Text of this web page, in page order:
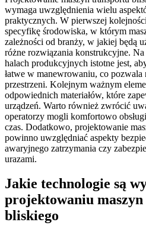
wymaga uwzględnienia wielu
praktycznych. W pierwszej
specyfikę środowiska, w którym
zależności od branży, w jakiej będą
różne rozwiązania konstrukcyjne.
halach produkcyjnych istotne jest,
łatwe w manewrowaniu, co
przestrzeni. Kolejnym ważnym
odpowiednich materiałów, które
urządzeń. Warto również zwrócić
operatorzy mogli komfortowo
czas. Dodatkowo, projektowanie
powinno uwzględniać aspekty
awaryjnego zatrzymania czy
urazami.
Jakie technologie są
projektowaniu
bliskiego